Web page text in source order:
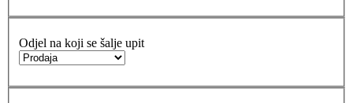
Odjel na koji se šalje upit